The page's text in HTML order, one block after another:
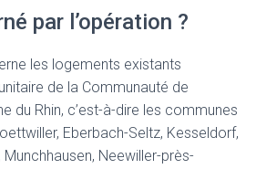
par l’opération ?
les logements existants
de la Communauté de
du Rhin, c’est-à-dire les communes
Eberbach-Seltz, Kesseldorf,
Neewiller-près-